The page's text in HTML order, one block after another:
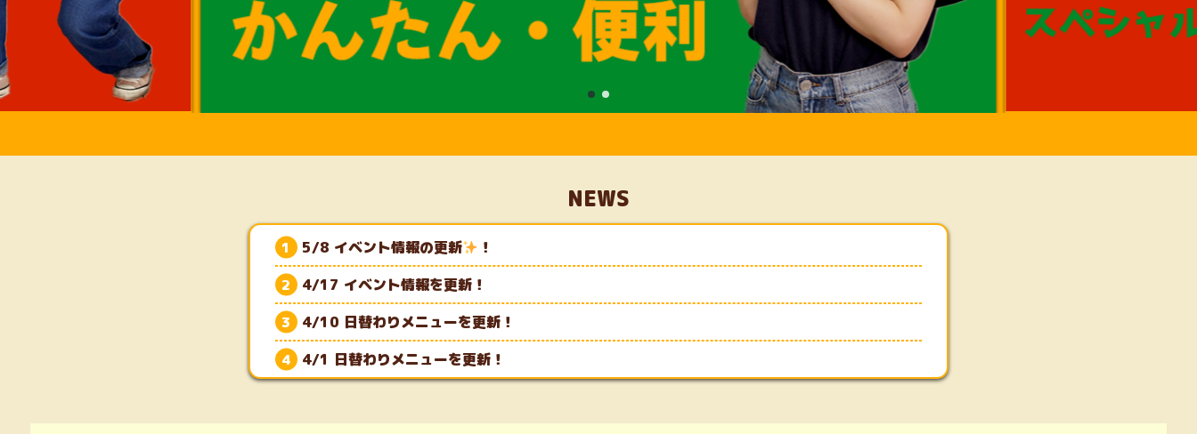
NEWS
5/8 イベント情報の更新
！
4/17 イベント情報を更新！
4/10 日替わりメニューを更新！
4/1 日替わりメニューを更新！